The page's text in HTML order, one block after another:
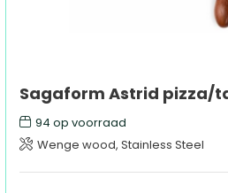
Sagaform Astrid pizza/
94 op voorraad
Wenge wood, Stainless Steel